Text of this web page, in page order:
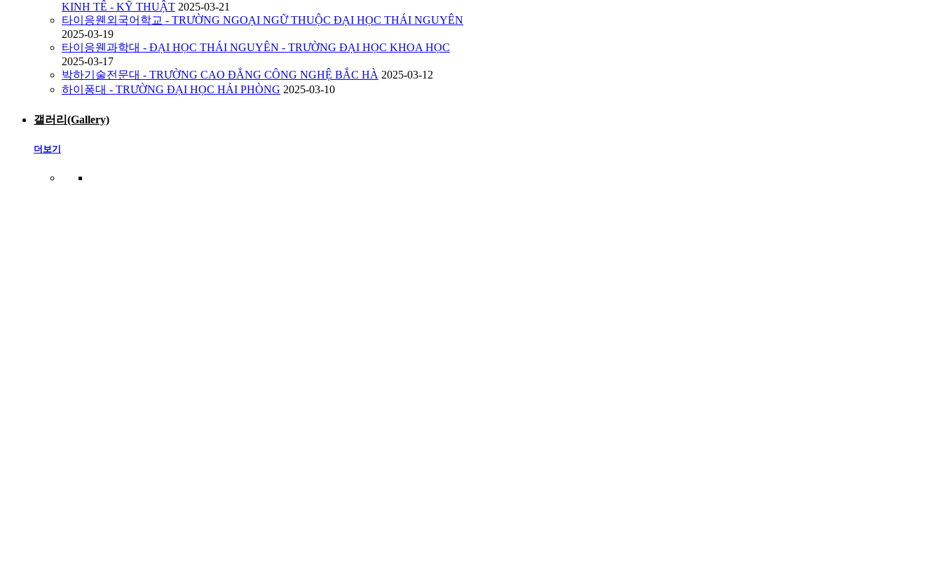
KINH TẾ - KỸ THUẬT 2025-03-21
타이응웬외국어학교 - TRƯỜNG NGOẠI NGỮ THUỘC ĐẠI HỌC THÁI NGUYÊN
2025-03-19
타이응웬과학대 - ĐẠI HỌC THÁI NGUYÊN - TRƯỜNG ĐẠI HỌC KHOA HỌC
2025-03-17
박하기술전문대 - TRƯỜNG CAO ĐẲNG CÔNG NGHỆ BẮC HÀ 2025-03-12
하이퐁대 - TRƯỜNG ĐẠI HỌC HẢI PHÒNG 2025-03-10
갤러리(Gallery)
더보기